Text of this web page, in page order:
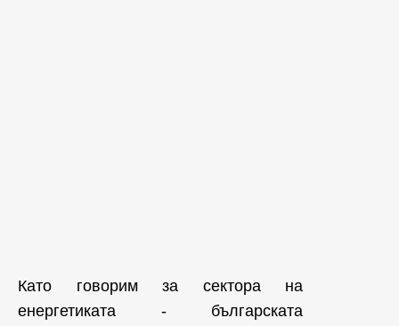
Като говорим за сектора на
енергетиката - българската